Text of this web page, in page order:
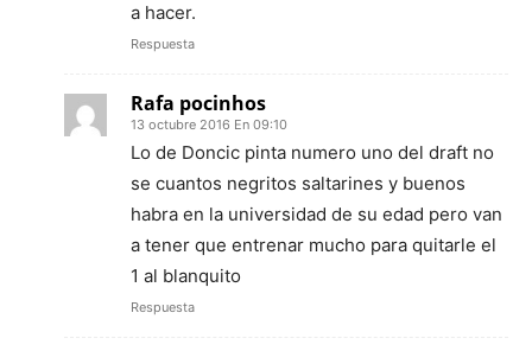
a hacer.
Respuesta
Rafa pocinhos
13 octubre 2016 En 09:10
Lo de Doncic pinta numero uno del draft no
se cuantos negritos saltarines y buenos
habra en la universidad de su edad pero van
a tener que entrenar mucho para quitarle el
1 al blanquito
Respuesta